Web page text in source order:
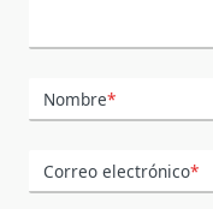
Nombre*
Correo electrónico*